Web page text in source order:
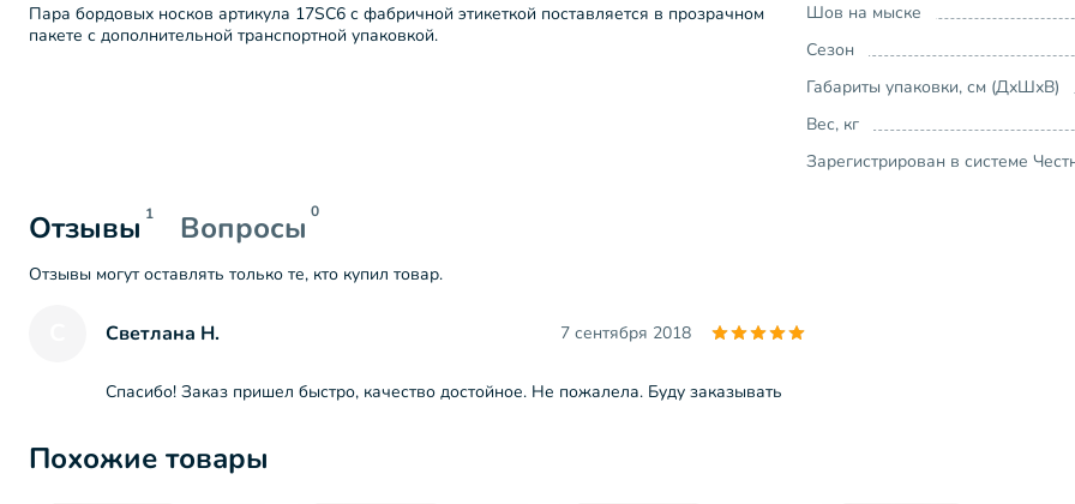
Пара бордовых носков артикула 17SC6 с фабричной этикеткой поставляется в прозрачном
пакете с дополнительной транспортной упаковкой.
Шов на мыске
Сезон
Габариты упаковки, см (ДхШхВ)
Вес, кг
Зарегистрирован в системе
Отзывы 1 Вопросы 0
Отзывы могут оставлять только те, кто купил товар.
Светлана Н. 7 сентября 2018
Спасибо! Заказ пришел быстро, качество достойное. Не пожалела. Буду заказывать
Похожие товары